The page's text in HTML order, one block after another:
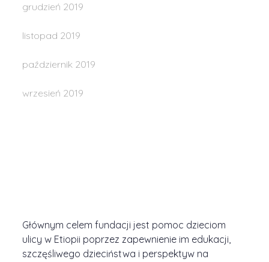
grudzień 2019
listopad 2019
październik 2019
wrzesień 2019
Głównym celem fundacji jest pomoc dzieciom
ulicy w Etiopii poprzez zapewnienie im edukacji,
szczęśliwego dzieciństwa i perspektyw na